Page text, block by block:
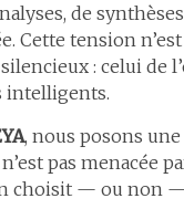
de
Cette tension
: celui de
intelligents.
, nous posons
pas menacée
choisit — ou non —